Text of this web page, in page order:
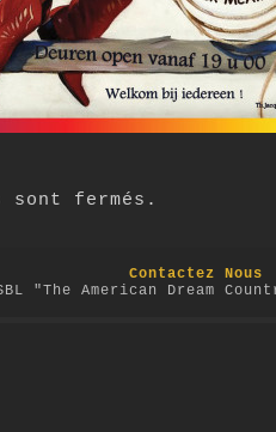
sont fermés.
Contactez Nous
"The American Dream